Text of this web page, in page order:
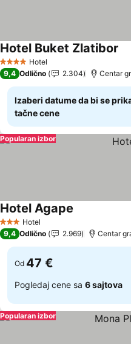
4 ZvezdiceHotel
Hotel Buket Zlatibor
9,4 Odlično 2.304 Centar
Izaberi datume da bi se
tačne cene
Popularan izbor
3 Zvezdice
Hotel
Hotel Agape
9,4 Odlično 2.969 Centar
Od 47 €
Pogledaj cene sa 6 sajtova
Popularan izbor